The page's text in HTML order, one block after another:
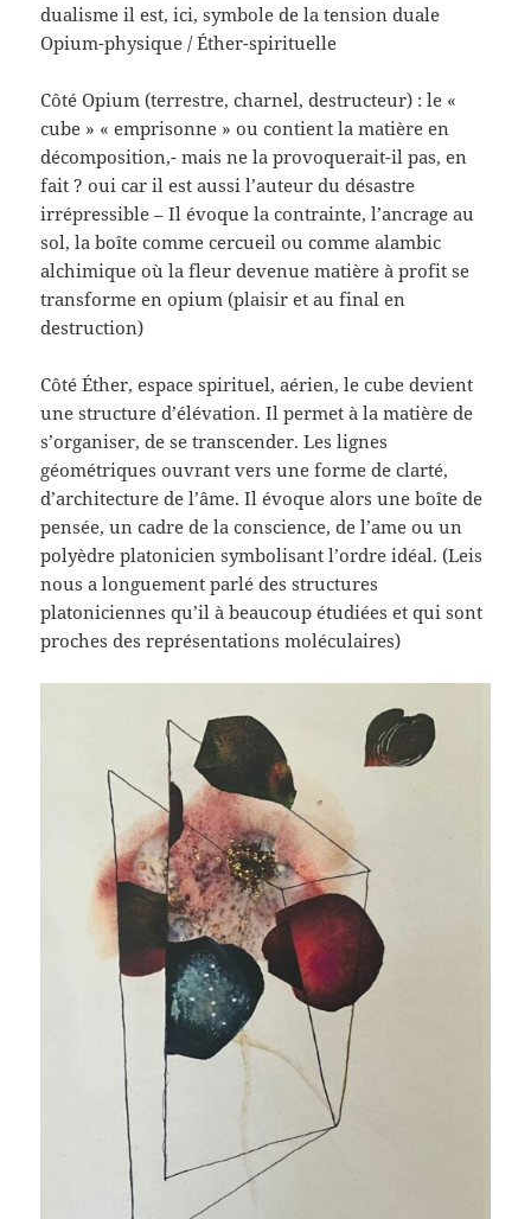
dualisme il est, ici, symbole de la tension duale
Opium-physique / Éther-spirituelle
Côté Opium (terrestre, charnel, destructeur) : le «
cube » « emprisonne » ou contient la matière en
décomposition,- mais ne la provoquerait-il pas, en
fait ? oui car il est aussi l’auteur du désastre
irrépressible – Il évoque la contrainte, l’ancrage au
sol, la boîte comme cercueil ou comme alambic
alchimique où la fleur devenue matière à profit se
transforme en opium (plaisir et au final en
destruction)
Côté Éther, espace spirituel, aérien, le cube devient
une structure d’élévation. Il permet à la matière de
s’organiser, de se transcender. Les lignes
géométriques ouvrant vers une forme de clarté,
d’architecture de l’âme. Il évoque alors une boîte de
pensée, un cadre de la conscience, de l’ame ou un
polyèdre platonicien symbolisant l’ordre idéal. (Leis
nous a longuement parlé des structures
platoniciennes qu’il à beaucoup étudiées et qui sont
proches des représentations moléculaires)